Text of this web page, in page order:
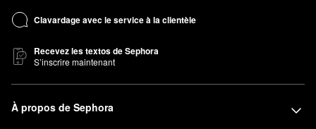
Clavardage avec le service à la clientèle
Recevez les textos de Sephora
S’inscrire maintenant
À propos de Sephora